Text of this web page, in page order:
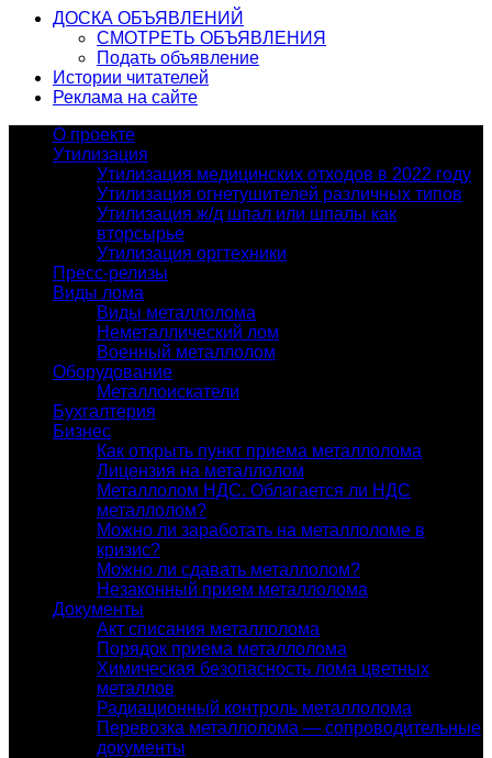
ДОСКА ОБЪЯВЛЕНИЙ
СМОТРЕТЬ ОБЪЯВЛЕНИЯ
Подать объявление
Истории читателей
Реклама на сайте
О проекте
Утилизация
Утилизация медицинских отходов в 2022 году
Утилизация огнетушителей различных типов
Утилизация ж/д шпал или шпалы как
вторсырье
Утилизация оргтехники
Пресс-релизы
Виды лома
Виды металлолома
Неметаллический лом
Военный металлолом
Оборудование
Металлоискатели
Бухгалтерия
Бизнес
Как открыть пункт приема металлолома
Лицензия на металлолом
Металлолом НДС. Облагается ли НДС
металлолом?
Можно ли заработать на металлоломе в
кризис?
Можно ли сдавать металлолом?
Незаконный прием металлолома
Документы
Акт списания металлолома
Порядок приема металлолома
Химическая безопасность лома цветных
металлов
Радиационный контроль металлолома
Перевозка металлолома — сопроводительные
документы